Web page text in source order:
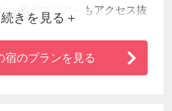
、幕張エリアへもアクセス抜
場で提供する朝食は千葉県の
に使用した和洋バイキングで
続きを見る
宿のプランを見る